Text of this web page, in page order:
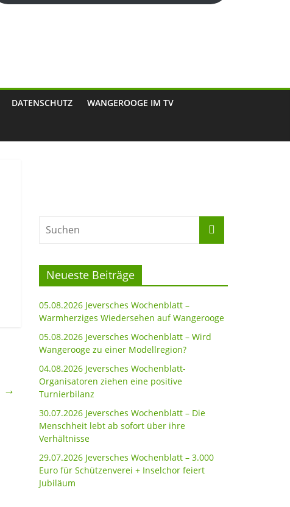
DATENSCHUTZ WANGEROOGE IM TV
→
Neueste Beiträge
05.08.2026 Jeversches Wochenblatt –
Warmherziges Wiedersehen auf Wangerooge
05.08.2026 Jeversches Wochenblatt – Wird
Wangerooge zu einer Modellregion?
04.08.2026 Jeversches Wochenblatt-
Organisatoren ziehen eine positive
Turnierbilanz
30.07.2026 Jeversches Wochenblatt – Die
Menschheit lebt ab sofort über ihre
Verhältnisse
29.07.2026 Jeversches Wochenblatt – 3.000
Euro für Schützenverei + Inselchor feiert
Jubiläum